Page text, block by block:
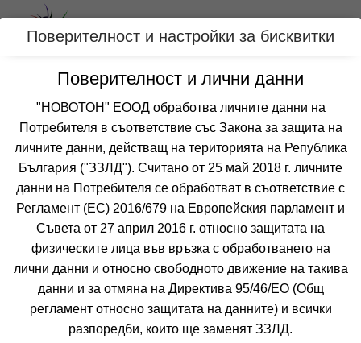
Вход
Категории
Оферти с хотел с аквапарк за КИТЕН,
БЪЛГАРИЯ
Още курорти Филтри
 Сортирай по:
-25% настаняване от 11.08 до 16.08
наст. 15.08-15.08;
Поверителност и настройки за бисквитки
Поверителност и лични данни
"НОВОТОН" ЕООД обработва личните данни на
Потребителя в съответствие със Закона за защита на
личните данни, действащ на територията на Република
България ("ЗЗЛД"). Считано от 25 май 2018 г. личните
данни на Потребителя се обработват в съответствие с
Регламент (ЕС) 2016/679 на Европейския парламент и
Съвета от 27 април 2016 г. относно защитата на
физическите лица във връзка с обработването на
лични данни и относно свободното движение на такива
данни и за отмяна на Директива 95/46/EО (Общ
регламент относно защитата на данните) и всички
разпоредби, които ще заменят ЗЗЛД.